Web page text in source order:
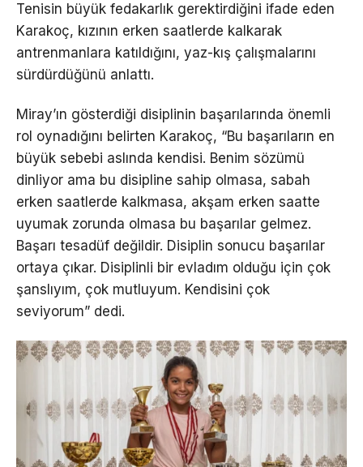
Tenisin büyük fedakarlık gerektirdiğini ifade eden
Karakoç, kızının erken saatlerde kalkarak
antrenmanlara katıldığını, yaz-kış çalışmalarını
sürdürdüğünü anlattı.
Miray’ın gösterdiği disiplinin başarılarında önemli
rol oynadığını belirten Karakoç, “Bu başarıların en
büyük sebebi aslında kendisi. Benim sözümü
dinliyor ama bu disipline sahip olmasa, sabah
erken saatlerde kalkmasa, akşam erken saatte
uyumak zorunda olmasa bu başarılar gelmez.
Başarı tesadüf değildir. Disiplin sonucu başarılar
ortaya çıkar. Disiplinli bir evladım olduğu için çok
şanslıyım, çok mutluyum. Kendisini çok
seviyorum” dedi.